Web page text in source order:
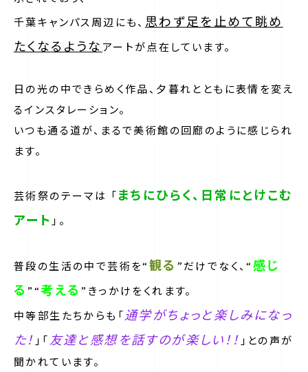
千葉キャンパス周辺にも、 思わず足を止めて眺め
たくなるような アートが点在しています。
日の光の中できらめく作品、夕暮れとともに表情を変え
るインスタレーション。
いつも通る道が、まるで美術館の回廊のように感じられ
ます。
芸術祭のテーマは 「まちにひらく、日常にとけこむ
アート 」。
普段の生活の中で芸術を“観る ”だけでなく、“感じ
る ”“考える ”きっかけをくれます。
中等部生たちからも「通学がちょっと楽しみになっ
た！ 」「 友達と感想を話すのが楽しい！！ 」との声が
聞かれています。